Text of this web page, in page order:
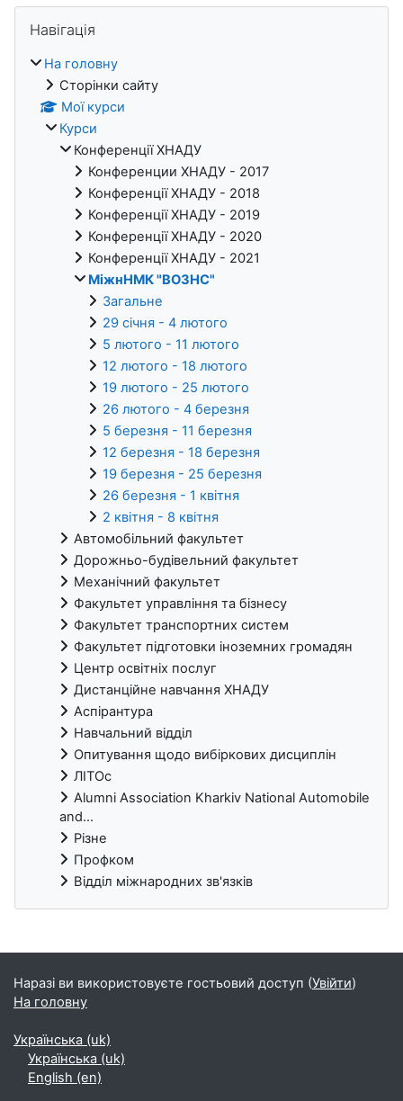
Блоки
Навігація
На головну
Сторінки сайту
Мої курси
Курси
Конференції ХНАДУ
Конференции ХНАДУ - 2017
Конференції ХНАДУ - 2018
Конференції ХНАДУ - 2019
Конференції ХНАДУ - 2020
Конференції ХНАДУ - 2021
МіжнНМК "ВОЗНС"
Загальне
29 січня - 4 лютого
5 лютого - 11 лютого
12 лютого - 18 лютого
19 лютого - 25 лютого
26 лютого - 4 березня
5 березня - 11 березня
12 березня - 18 березня
19 березня - 25 березня
26 березня - 1 квітня
2 квітня - 8 квітня
Автомобільний факультет
Дорожньо-будівельний факультет
Механічний факультет
Факультет управління та бізнесу
Факультет транспортних систем
Факультет підготовки іноземних громадян
Центр освітніх послуг
Дистанційне навчання ХНАДУ
Аспірантура
Навчальний відділ
Опитування щодо вибіркових дисциплін
ЛІТОс
Alumni Association Kharkiv National Automobile
and...
Різне
Профком
Відділ міжнародних зв'язків
Блоки
Наразі ви використовуєте гостьовий доступ (Увійти)
На головну
Українська ‎(uk)‎
Українська ‎(uk)‎
English ‎(en)‎